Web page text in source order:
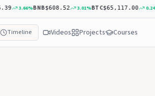
3.66%BNB$608.52 3.01%BTC$65,117.00 0.24%
Timeline Videos Projects Courses